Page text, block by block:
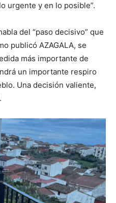
urgente y en lo posible”.
del “paso decisivo” que
publicó AZAGALA, se
más importante de
un importante respiro
Una decisión valiente,